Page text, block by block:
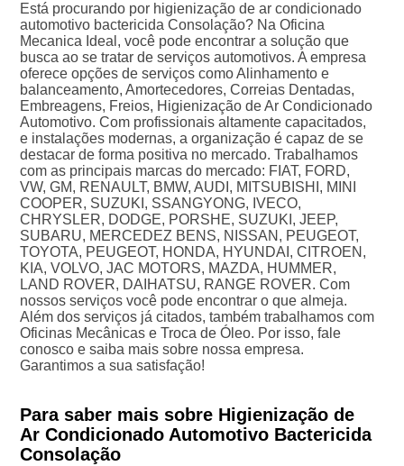
Está procurando por higienização de ar condicionado
automotivo bactericida Consolação? Na Oficina
Mecanica Ideal, você pode encontrar a solução que
busca ao se tratar de serviços automotivos. A empresa
oferece opções de serviços como Alinhamento e
balanceamento, Amortecedores, Correias Dentadas,
Embreagens, Freios, Higienização de Ar Condicionado
Automotivo. Com profissionais altamente capacitados,
e instalações modernas, a organização é capaz de se
destacar de forma positiva no mercado. Trabalhamos
com as principais marcas do mercado: FIAT, FORD,
VW, GM, RENAULT, BMW, AUDI, MITSUBISHI, MINI
COOPER, SUZUKI, SSANGYONG, IVECO,
CHRYSLER, DODGE, PORSHE, SUZUKI, JEEP,
SUBARU, MERCEDEZ BENS, NISSAN, PEUGEOT,
TOYOTA, PEUGEOT, HONDA, HYUNDAI, CITROEN,
KIA, VOLVO, JAC MOTORS, MAZDA, HUMMER,
LAND ROVER, DAIHATSU, RANGE ROVER. Com
nossos serviços você pode encontrar o que almeja.
Além dos serviços já citados, também trabalhamos com
Oficinas Mecânicas e Troca de Óleo. Por isso, fale
conosco e saiba mais sobre nossa empresa.
Garantimos a sua satisfação!
Para saber mais sobre Higienização de
Ar Condicionado Automotivo Bactericida
Consolação